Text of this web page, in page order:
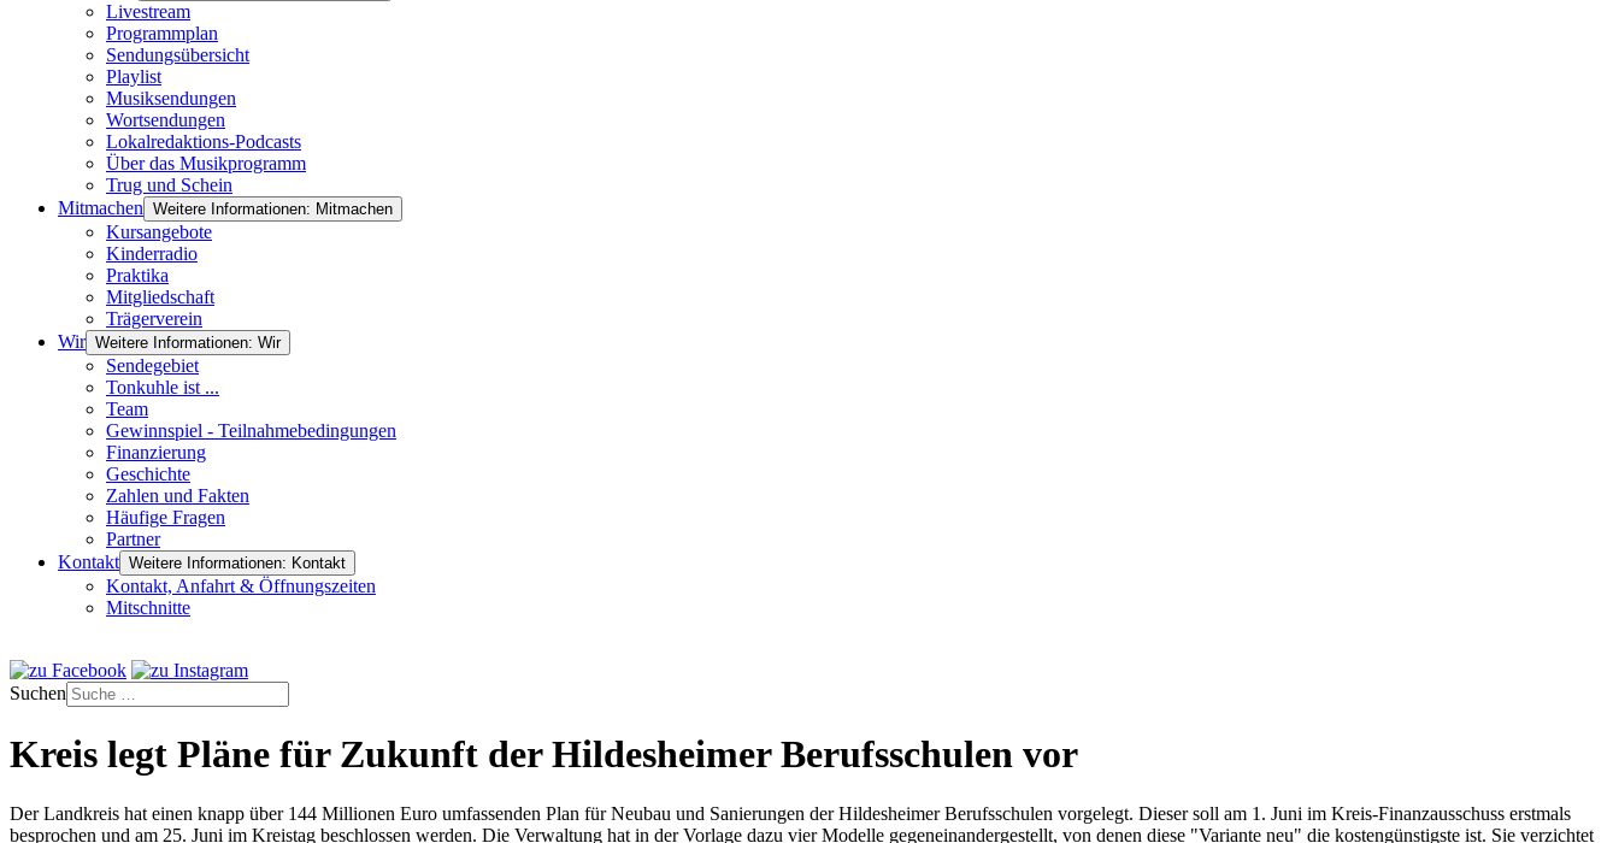
Livestream
Programmplan
Sendungsübersicht
Playlist
Musiksendungen
Wortsendungen
Lokalredaktions-Podcasts
Über das Musikprogramm
Trug und Schein
Mitmachen Weitere Informationen: Mitmachen
Kursangebote
Kinderradio
Praktika
Mitgliedschaft
Trägerverein
Wir Weitere Informationen: Wir
Sendegebiet
Tonkuhle ist ...
Team
Gewinnspiel - Teilnahmebedingungen
Finanzierung
Geschichte
Zahlen und Fakten
Häufige Fragen
Partner
Kontakt Weitere Informationen: Kontakt
Kontakt, Anfahrt & Öffnungszeiten
Mitschnitte
Suchen
Kreis legt Pläne für Zukunft der Hildesheimer Berufsschulen vor
Der Landkreis hat einen knapp über 144 Millionen Euro umfassenden Plan für Neubau und Sanierungen der Hildesheimer Berufsschulen vorgelegt. Dieser soll am 1. Juni im Kreis-Finanzausschuss erstmals
besprochen und am 25. Juni im Kreistag beschlossen werden. Die Verwaltung hat in der Vorlage dazu vier Modelle gegeneinandergestellt, von denen diese "Variante neu" die kostengünstigste ist. Sie verzichtet